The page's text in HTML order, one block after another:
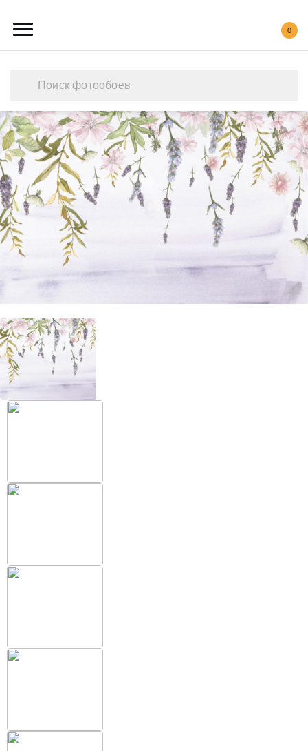
0
Каталог обоев
Наши работы
Создать свои фотообои
Акции
О нас
Контакты
+38 (097) 151 87 57